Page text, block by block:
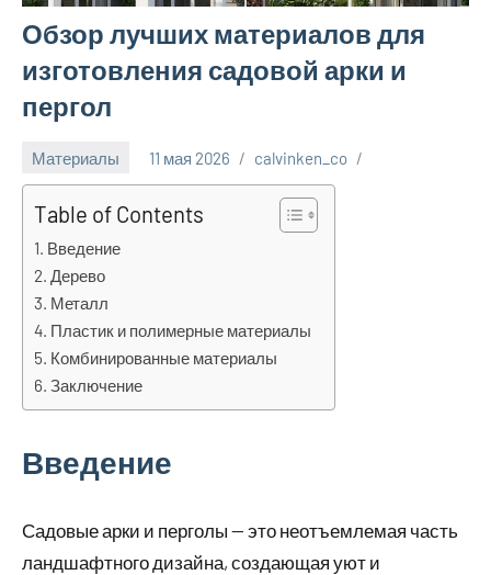
Обзор лучших материалов для
изготовления садовой арки и
пергол
Материалы 11 мая 2026 calvinken_co
Table of Contents
Введение
Дерево
Металл
Пластик и полимерные материалы
Комбинированные материалы
Заключение
Введение
Садовые арки и перголы — это неотъемлемая часть
ландшафтного дизайна, создающая уют и